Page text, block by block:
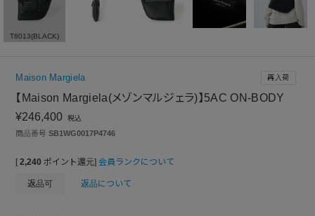
T8013(BLACK)
Maison Margiela
【Maison Margiela(メゾンマルジェラ)】5AC ON-BODY
¥246,400 税込
再入荷
商品番号 SB1WG0017P4746
[ 2,240 ポイント還元] 会員ランクについて
返品可 返品について